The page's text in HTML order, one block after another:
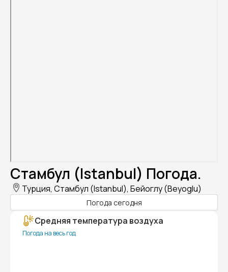
Стамбул (Istanbul) Погода.
Турция, Стамбул (Istanbul), Бейоглу (Beyoglu)
Погода сегодня
Средняя температура воздуха
Погода на весь год